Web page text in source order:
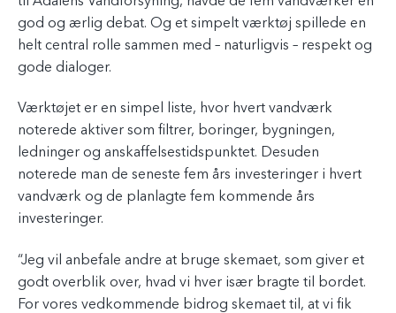
god og ærlig debat. Og et simpelt værktøj spillede en
helt central rolle sammen med – naturligvis – respekt og
gode dialoger.
Værktøjet er en simpel liste, hvor hvert vandværk
noterede aktiver som filtrer, boringer, bygningen,
ledninger og anskaffelsestidspunktet. Desuden
noterede man de seneste fem års investeringer i hvert
vandværk og de planlagte fem kommende års
investeringer.
“Jeg vil anbefale andre at bruge skemaet, som giver et
godt overblik over, hvad vi hver især bragte til bordet.
For vores vedkommende bidrog skemaet til, at vi fik